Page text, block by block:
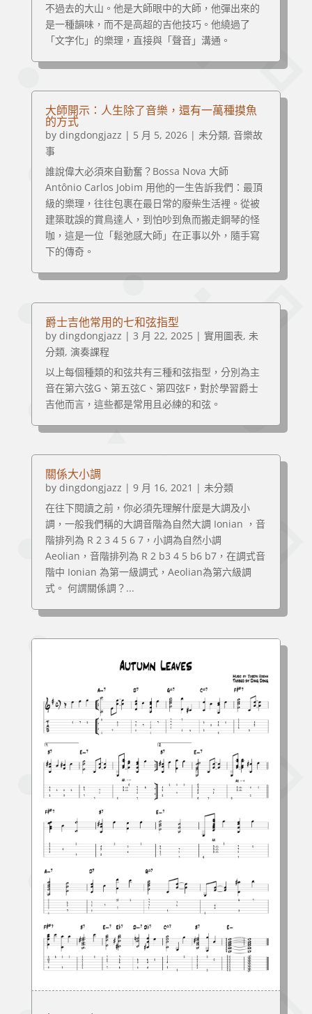
不過去的大山。他是大師眼中的大師，他彈出來的
是一種韻味，而不是高超的吉他技巧。他繞過了
「文字化」的樂理，直接與「聲音」溝通。
大師開示：人生除了音樂，還有一萬種摸魚
的方式
by dingdongjazz | 5 月 5, 2026| 未分類, 音樂故
事
誰說偉大必須來自勤奮？Bossa Nova 大師
Antônio Carlos Jobim 用他的一生告訴我們：最頂
級的樂理，往往包裹在最日常的廢柴生活裡。從被
建築耽誤的賞鳥達人，到怕吵到魚而搬走鋼琴的怪
咖，這是一位「鬆弛感大師」在正事以外，隨手寫
下的傳奇。
爵士吉他常用的七和弦指型
by dingdongjazz | 3 月 22, 2025 | 實用圖表, 未
分類, 演奏課程
以上每個種類的和弦共有三種和弦指型，分別為主
音在第六弦G、第五弦C、第四弦F，對於學習爵士
吉他而言，這些都是常用且必練的和弦。
關係大小調
by dingdongjazz | 9 月 16, 2021 | 未分類
在往下閱讀之前，你必須先理解什麼是大調及小
調，一般我們稱的大調音階為自然大調 Ionian ，音
階排列為 R 2 3 4 5 6 7，小調為自然小調
Aeolian，音階排列為 R 2 b3 4 5 b6 b7，在調式音
階中 Ionian 為第一級調式，Aeolian為第六級調
式。 何謂關係調？...